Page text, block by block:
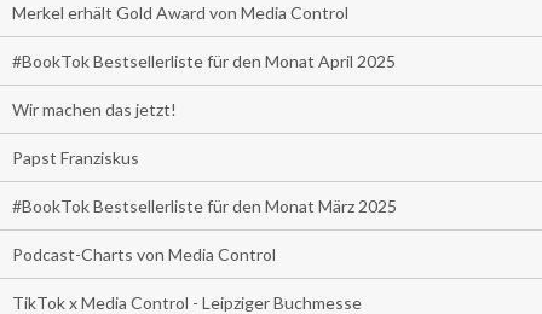
Merkel erhält Gold Award von Media Control
#BookTok Bestsellerliste für den Monat April 2025
Wir machen das jetzt!
Papst Franziskus
#BookTok Bestsellerliste für den Monat März 2025
Podcast-Charts von Media Control
TikTok x Media Control - Leipziger Buchmesse